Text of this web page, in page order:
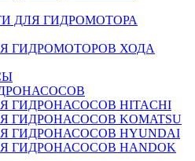
ДЛЯ ГИДРОМОТОРА
ГИДРОМОТОРОВ ХОДА
ГИДРОНАСОСОВ HITACHI
ГИДРОНАСОСОВ KOMATSU
ГИДРОНАСОСОВ HYUNDAI
ГИДРОНАСОСОВ HANDOK